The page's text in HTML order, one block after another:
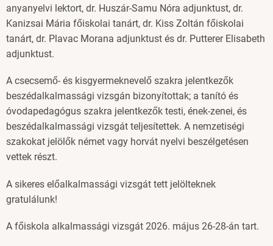
anyanyelvi lektort, dr. Huszár-Samu Nóra adjunktust, dr.
Kanizsai Mária főiskolai tanárt, dr. Kiss Zoltán főiskolai
tanárt, dr. Plavac Morana adjunktust és dr. Putterer Elisabeth
adjunktust.
A csecsemő- és kisgyermeknevelő szakra jelentkezők
beszédalkalmassági vizsgán bizonyítottak; a tanító és
óvodapedagógus szakra jelentkezők testi, ének-zenei, és
beszédalkalmassági vizsgát teljesítettek. A nemzetiségi
szakokat jelölők német vagy horvát nyelvi beszélgetésen
vettek részt.
A sikeres előalkalmassági vizsgát tett jelölteknek
gratulálunk!
A főiskola alkalmassági vizsgát 2026. május 26-28-án tart.